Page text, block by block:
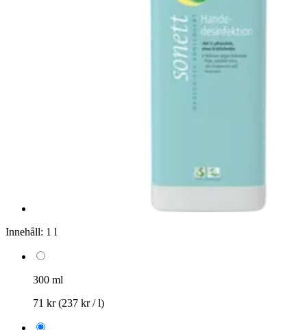
Innehåll: 1 l
300 ml
71 kr(237 kr / l)